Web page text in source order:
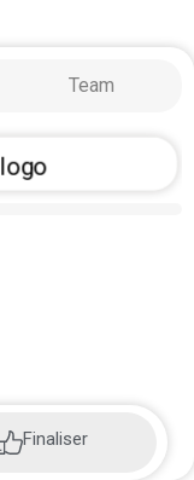
Finaliser
Team